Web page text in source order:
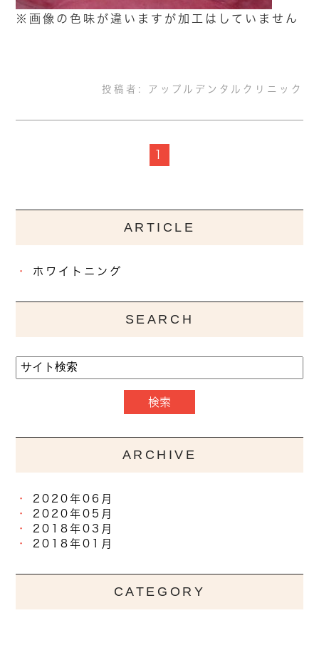
※画像の色味が違いますが加工はしていません
投稿者: アップルデンタルクリニック
1
ARTICLE
ホワイトニング
SEARCH
ARCHIVE
2020年06月
2020年05月
2018年03月
2018年01月
CATEGORY